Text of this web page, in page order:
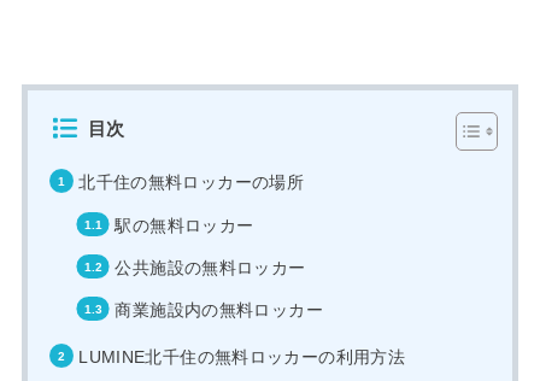
目次
北千住の無料ロッカーの場所
駅の無料ロッカー
公共施設の無料ロッカー
商業施設内の無料ロッカー
LUMINE北千住の無料ロッカーの利用方法